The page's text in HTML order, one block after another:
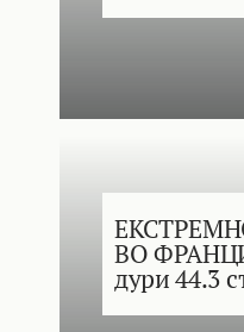
ВО
дури 44.3